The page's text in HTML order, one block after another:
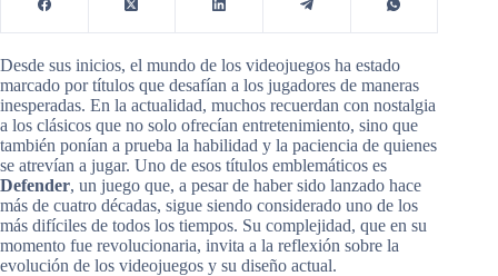
Desde sus inicios, el mundo de los videojuegos ha estado
marcado por títulos que desafían a los jugadores de maneras
inesperadas. En la actualidad, muchos recuerdan con nostalgia
a los clásicos que no solo ofrecían entretenimiento, sino que
también ponían a prueba la habilidad y la paciencia de quienes
se atrevían a jugar. Uno de esos títulos emblemáticos es
Defender, un juego que, a pesar de haber sido lanzado hace
más de cuatro décadas, sigue siendo considerado uno de los
más difíciles de todos los tiempos. Su complejidad, que en su
momento fue revolucionaria, invita a la reflexión sobre la
evolución de los videojuegos y su diseño actual.